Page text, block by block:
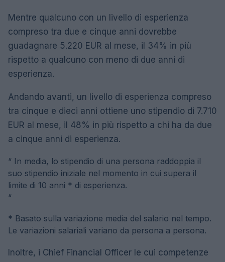
Mentre qualcuno con un livello di esperienza
compreso tra due e cinque anni dovrebbe
guadagnare 5.220 EUR al mese, il 34% in più
rispetto a qualcuno con meno di due anni di
esperienza.
Andando avanti, un livello di esperienza compreso
tra cinque e dieci anni ottiene uno stipendio di 7.710
EUR al mese, il 48% in più rispetto a chi ha da due
a cinque anni di esperienza.
“ In media, lo stipendio di una persona raddoppia il
suo stipendio iniziale nel momento in cui supera il
limite di 10 anni * di esperienza.
“
* Basato sulla variazione media del salario nel tempo.
Le variazioni salariali variano da persona a persona.
Inoltre, i Chief Financial Officer le cui competenze